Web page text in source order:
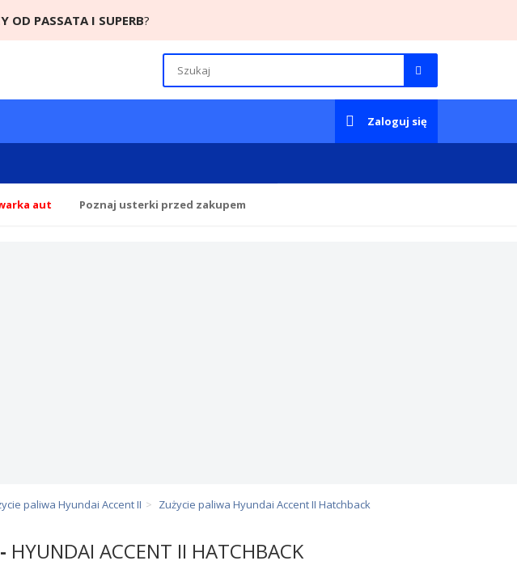
OD PASSATA I SUPERB?
Zaloguj się
aut Poznaj usterki przed zakupem
paliwa Hyundai Accent II
Zużycie paliwa Hyundai Accent II Hatchback
HYUNDAI ACCENT II HATCHBACK